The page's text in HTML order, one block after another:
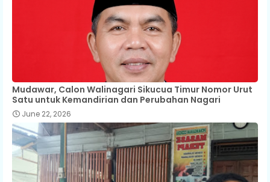
Mudawar, Calon Walinagari Sikucua Timur Nomor Urut
Satu untuk Kemandirian dan Perubahan Nagari
June 22, 2026